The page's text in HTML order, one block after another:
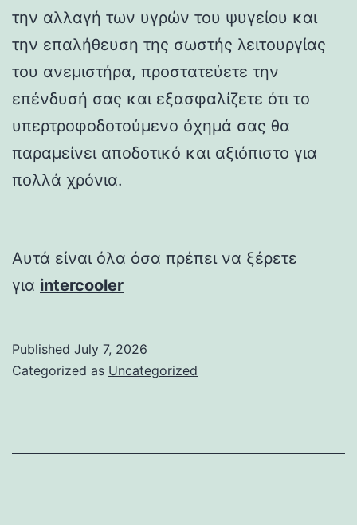
την αλλαγή των υγρών του ψυγείου και
την επαλήθευση της σωστής λειτουργίας
του ανεμιστήρα, προστατεύετε την
επένδυσή σας και εξασφαλίζετε ότι το
υπερτροφοδοτούμενο όχημά σας θα
παραμείνει αποδοτικό και αξιόπιστο για
πολλά χρόνια.
Αυτά είναι όλα όσα πρέπει να ξέρετε
για intercooler
Published July 7, 2026
Categorized as Uncategorized